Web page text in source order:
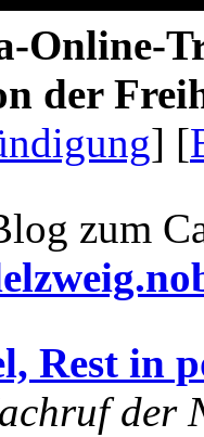
Online-
der
] [
zum
Rest in
der